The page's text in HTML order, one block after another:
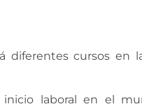
diferentes cursos en
inicio laboral en el